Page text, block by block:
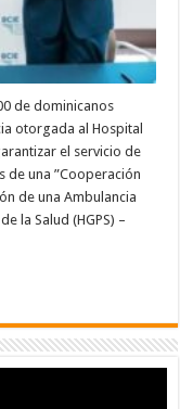
de dominicanos
otorgada al Hospital
el servicio de
de una ”Cooperación
de una Ambulancia
la Salud (HGPS) –